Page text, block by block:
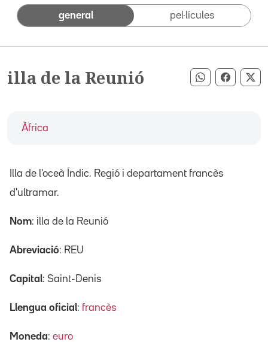
general pel·lícules
illa de la Reunió Compartir
Àfrica
Illa de l'oceà Índic. Regió i departament francès
d'ultramar.
Nom: illa de la Reunió
Abreviació: REU
Capital: Saint-Denis
Llengua oficial: francès
Moneda: euro